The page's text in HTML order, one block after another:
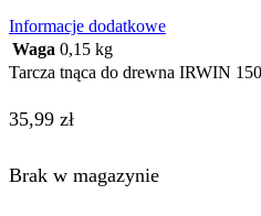
Informacje dodatkowe
Waga 0,15 kg
Tarcza tnąca do drewna IRWIN
35,99 zł
Brak w magazynie